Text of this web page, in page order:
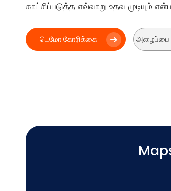
காட்சிப்படுத்த எவ்வாறு உதவ முடியும்
டெமோ கோரிக்கை அழைப்பை